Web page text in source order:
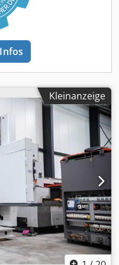
ca. 2011). Zusammen
Linie (bis
EINZELN
& UEBERHOLUNG
wurden durch
und geprueft,
Interesse
nach Absprache
Vorfuehrung unter
EXCALIBUR 12 / 1201 DE
Anlagen,
CNC-Einspindel-
Der
uebernimmt Bohren,
und Anreissen in
max. 1.200 x 800 mm,
12 m | CE -
Flachstahl,
1, Direktantrieb,
Durchmesser 28 mm
Kleinanzeige